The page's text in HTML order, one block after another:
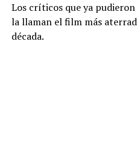
Los críticos que ya
la llaman el film más
década.